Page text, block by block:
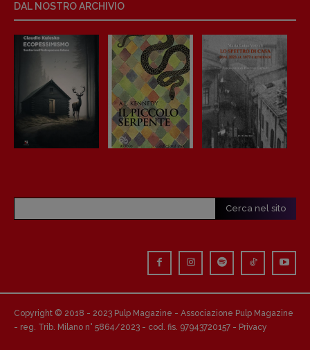
DAL NOSTRO ARCHIVIO
Cerca nel sito
Copyright © 2018 - 2023 Pulp Magazine - Associazione Pulp Magazine
- reg. Trib. Milano n° 5864/2023 - cod. fis. 97943720157 - Privacy